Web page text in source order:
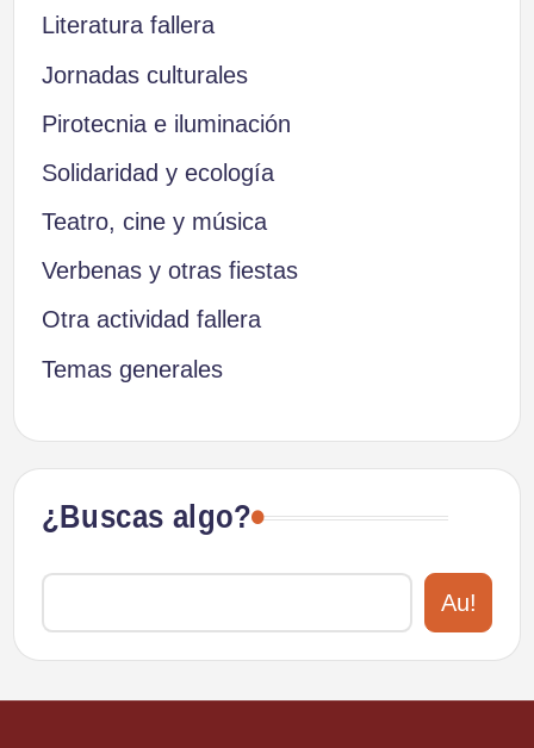
Literatura fallera
Jornadas culturales
Pirotecnia e iluminación
Solidaridad y ecología
Teatro, cine y música
Verbenas y otras fiestas
Otra actividad fallera
Temas generales
¿Buscas algo?
Au!